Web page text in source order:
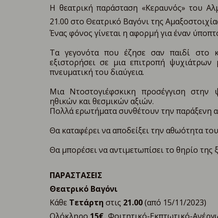
Η θεατρική παράσταση «Κεραυνός» του
21.00 στο Θεατρικό Βαγόνι της
Ένας φόνος γίνεται η αφορμή για έναν
Τα γεγονότα που έζησε σαν παιδί στο
εξιστορήσει σε μια επιτροπή
πνευματική του διαύγεια.
Μια Ντοστογιέφσκικη προσέγγιση στην
ηθικών και θεσμικών αξιών.
Πολλά ερωτήματα συνθέτουν την παράξενη
Θα καταφέρει να αποδείξει την αθωότητα
Θα μπορέσει να αντιμετωπίσει το θηρίο της
ΠΑΡΑΣΤΑΣΕΙΣ
Θεατρικό Βαγόνι
Κάθε Τετάρτη στις 21.00(από 15/11/2023)